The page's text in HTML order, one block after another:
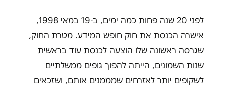
לפני 20 שנה פחות כמה ימים, ב-19 במאי 1998,
אישרה הכנסת את חוק חופש המידע. מטרת החוק,
שגרסה ראשונה שלו הוצעה לכנסת עוד בראשית
שנות השמונים, הייתה להפוך גופים ממשלתיים
לשקופים יותר לאזרחים שמממנים אותם, ושזכאים